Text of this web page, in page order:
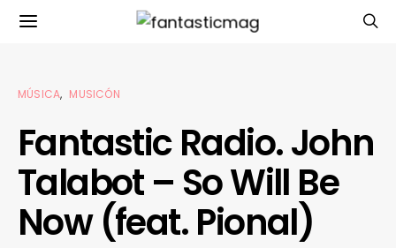
MÚSICA MUSICÓN
Fantastic Radio. John
Talabot – So Will Be
Now (feat. Pional)